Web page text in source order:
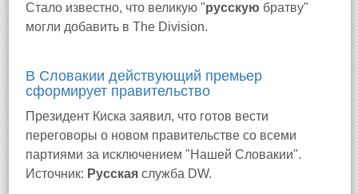
Стало известно, что великую "русскую братву"
могли добавить в The Division.
В Словакии действующий премьер
сформирует правительство
Президент Киска заявил, что готов вести
переговоры о новом правительстве со всеми
партиями за исключением "Нашей Словакии".
Источник: Русская служба DW.